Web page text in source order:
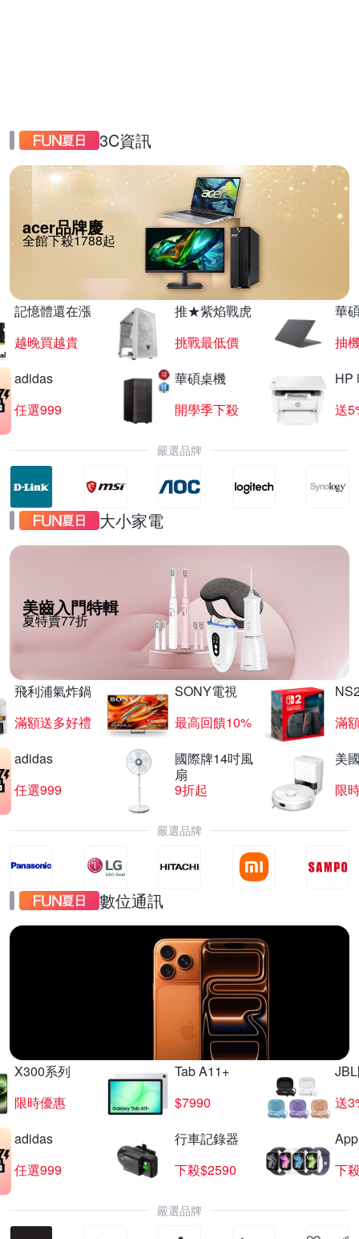
3C資訊
acer品牌慶
全館下殺1788起
記憶體還在漲
越晚買越貴
推★紫焰戰虎
挑戰最低價
華
抽
adidas
任選999
華碩桌機
開學季下殺
HP
送
嚴選品牌
大小家電
美齒入門特輯
夏特賣77折
飛利浦氣炸鍋
滿額送多好禮
SONY電視
最高回饋10%
滿
adidas
任選999
國際牌14吋風
扇
9折起
美
限
嚴選品牌
數位通訊
X300系列
限時優惠
Tab A11+
$7990
送
adidas
任選999
行車記錄器
下殺$2590
下
嚴選品牌